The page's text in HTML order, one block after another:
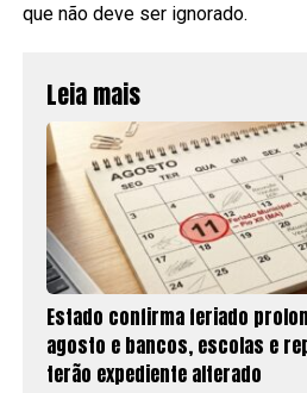
que não deve ser ignorado.
Leia mais
Estado confirma feriado
agosto e bancos, escolas e
terão expediente alterado